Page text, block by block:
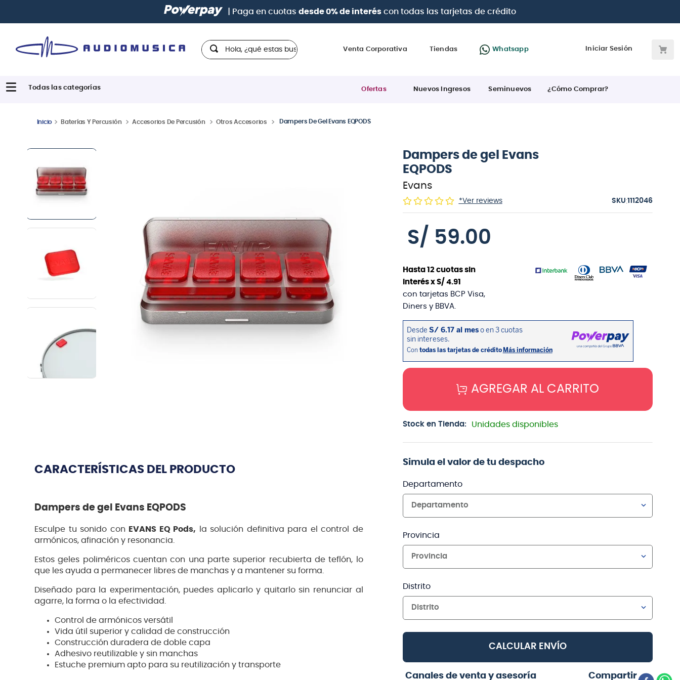
| Paga en cuotas desde 0% de interéscon todas las tarjetas de crédito
Hola, ¿qué estas buscando?
Venta Corporativa Tiendas Whatsapp Iniciar Sesión
Ofertas Nuevos Ingresos Seminuevos ¿Cómo Comprar?
Baterías Y Percusión Accesorios De Percusión Otros Accesorios Dampers De Gel Evans EQPODS
CARACTERÍSTICAS DEL PRODUCTO
Dampers de gel Evans EQPODS
Esculpe tu sonido con EVANS EQ Pods, la solución definitiva para el control de
armónicos, afinación y resonancia.
Estos geles poliméricos cuentan con una parte superior recubierta de teflón, lo
que les ayuda a permanecer libres de manchas y a mantener su forma.
Diseñado para la experimentación, puedes aplicarlo y quitarlo sin renunciar al
agarre, la forma o la efectividad.
Control de armónicos versátil
Vida útil superior y calidad de construcción
Construcción duradera de doble capa
Adhesivo reutilizable y sin manchas
Estuche premium apto para su reutilización y transporte
Dampers de gel Evans
EQPODS
Evans
*Ver reviews :1112046
S/ 59.00
Hasta 12cuotas sin
interés x S/ 4.91
con tarjetas BCP Visa,
Diners y BBVA.
AGREGAR AL CARRITO
Stock en Tienda: Unidades disponibles
Simula el valor de tu despacho
Departamento
Departamento
Provincia
Provincia
Distrito
Distrito
CALCULAR ENVÍO
Canales de venta y asesoría